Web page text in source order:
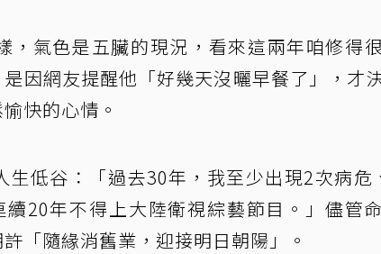
，氣色是五臟的現況，看來這兩年咱修得
因網友提醒他「好幾天沒曬早餐了」，才
快的心情。
低谷：「過去30年，我至少出現2次病危
20年不得上大陸衛視綜藝節目。」儘管
「隨緣消舊業，迎接明日朝陽」。